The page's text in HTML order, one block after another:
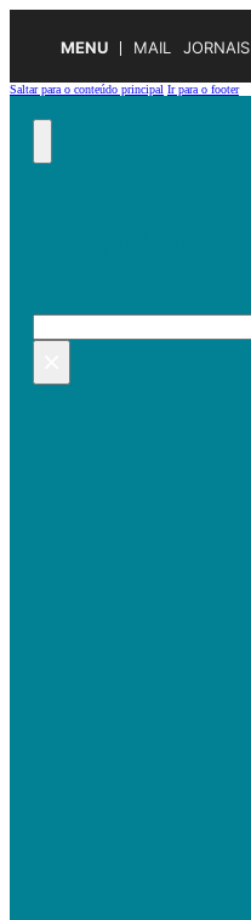
MENU MAIL JORNAIS
Saltar para o conteúdo principal Ir para o footer
Pesquisar